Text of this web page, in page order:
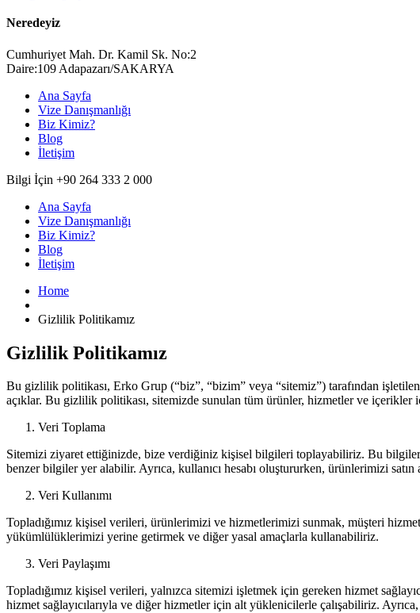
Neredeyiz
Cumhuriyet Mah. Dr. Kamil Sk. No:2
Daire:109 Adapazarı/SAKARYA
Ana Sayfa
Vize Danışmanlığı
Biz Kimiz?
Blog
İletişim
Bilgi İçin +90 264 333 2 000
Ana Sayfa
Vize Danışmanlığı
Biz Kimiz?
Blog
İletişim
Home
Gizlilik Politikamız
Gizlilik Politikamız
Bu gizlilik politikası, Erko Grup (“biz”, “bizim” veya “sitemiz”) tarafından
açıklar. Bu gizlilik politikası, sitemizde sunulan tüm ürünler, hizmetler ve içerikler
Veri Toplama
Sitemizi ziyaret ettiğinizde, bize verdiğiniz kişisel bilgileri toplayabiliriz. Bu bilgiler
benzer bilgiler yer alabilir. Ayrıca, kullanıcı hesabı oluştururken, ürünlerimizi
Veri Kullanımı
Topladığımız kişisel verileri, ürünlerimizi ve hizmetlerimizi sunmak, müşteri
yükümlülüklerimizi yerine getirmek ve diğer yasal amaçlarla kullanabiliriz.
Veri Paylaşımı
Topladığımız kişisel verileri, yalnızca sitemizi işletmek için gereken hizmet
hizmet sağlayıcılarıyla ve diğer hizmetler için alt yüklenicilerle çalışabiliriz.